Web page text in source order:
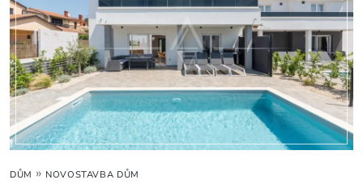
DŮM » NOVOSTAVBA DŮM